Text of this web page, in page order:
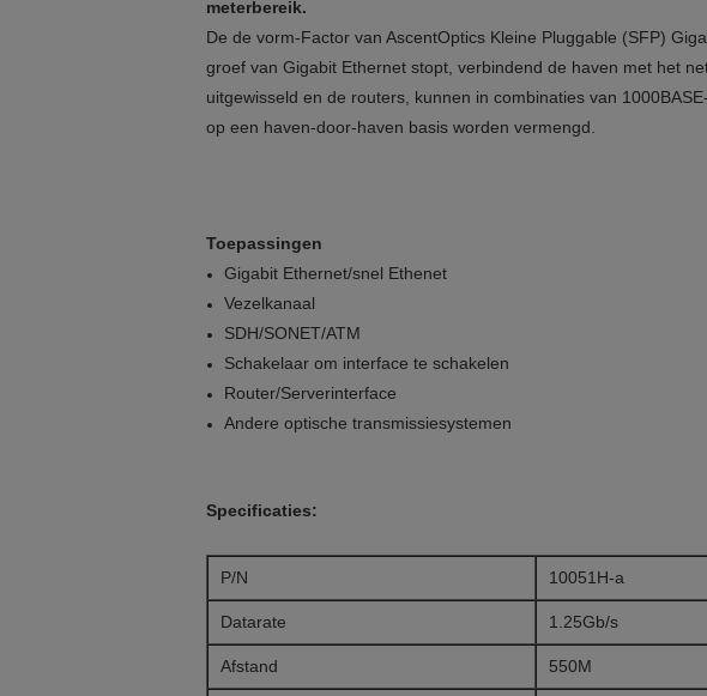
meterbereik.
De de vorm-Factor van AscentOptics Kleine Pluggable (SFP)
groef van Gigabit Ethernet stopt, verbindend de haven met het
uitgewisseld en de routers, kunnen in combinaties van
op een haven-door-haven basis worden vermengd.
Toepassingen
Gigabit Ethernet/snel Ethenet
Vezelkanaal
SDH/SONET/ATM
Schakelaar om interface te schakelen
Router/Serverinterface
Andere optische transmissiesystemen
Specificaties:
P/N 10051H-a
Datarate 1.25Gb/s
Afstand 550M